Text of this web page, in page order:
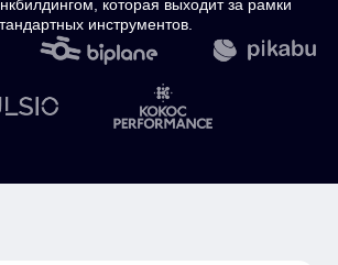
которая выходит за рамки
инструментов.